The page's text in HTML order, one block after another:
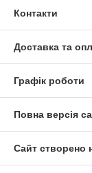
Контакти
Доставка та
Графік роботи
Повна версія
Сайт створено